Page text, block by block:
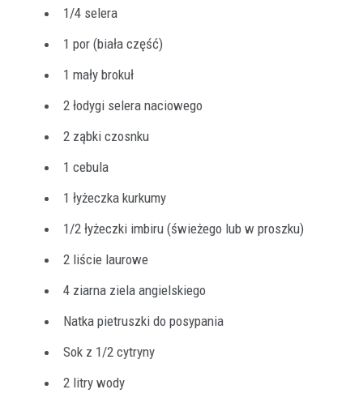
1/4 selera
1 por (biała część)
1 mały brokuł
2 łodygi selera naciowego
2 ząbki czosnku
1 cebula
1 łyżeczka kurkumy
1/2 łyżeczki imbiru (świeżego lub w proszku)
2 liście laurowe
4 ziarna ziela angielskiego
Natka pietruszki do posypania
Sok z 1/2 cytryny
2 litry wody